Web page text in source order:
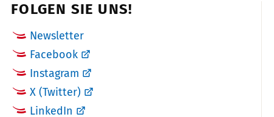
FOLGEN SIE UNS!
Newsletter
Facebook
Instagram
X (Twitter)
LinkedIn